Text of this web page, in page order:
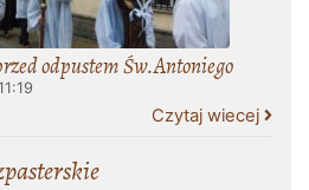
odpustem Św.Antoniego
Czytaj wiecej